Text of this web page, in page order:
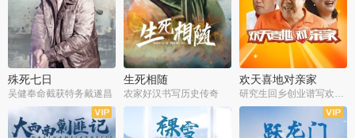
殊死七日
吴健奉命截获特务戴遂昌
生死相随
农家好汉书写历史传奇
欢天喜地对亲家
全21集 全30集